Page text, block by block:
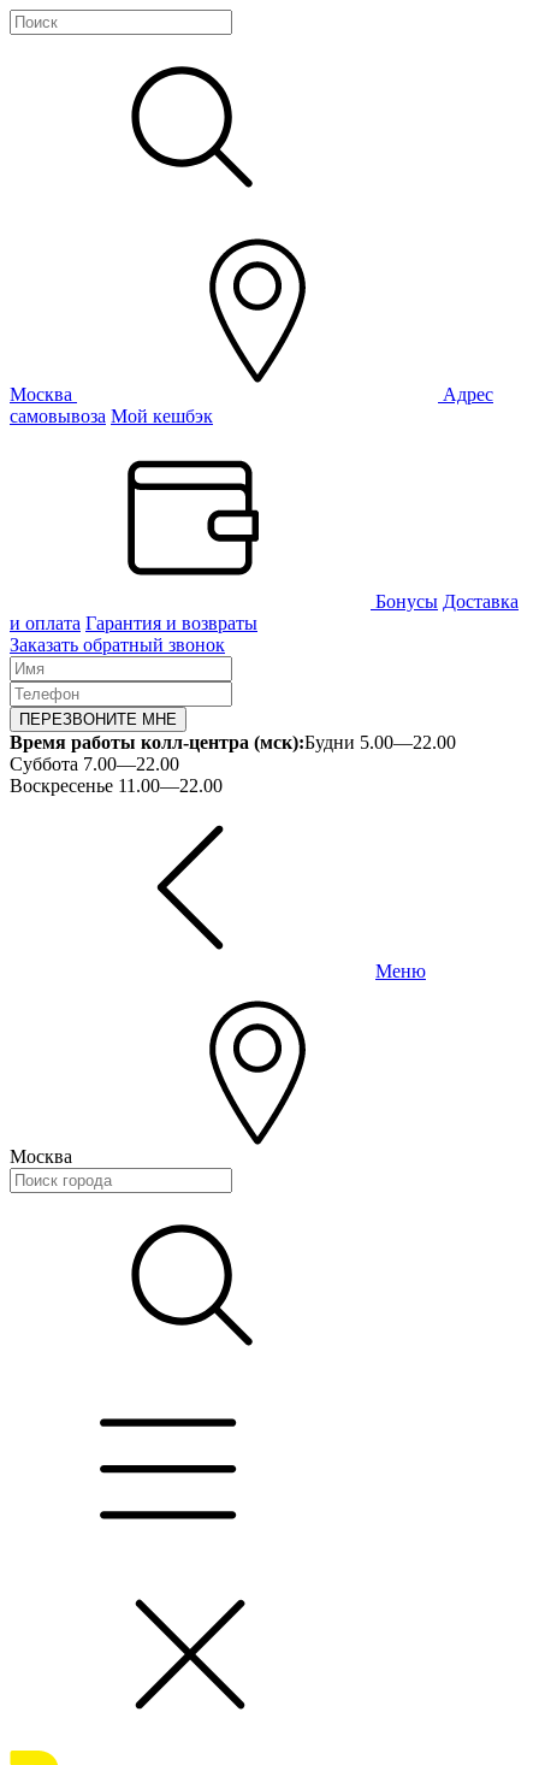
Москва
Адрес
самовывоза Мой кешбэк
Бонусы Доставка
и оплата Гарантия и возвраты
Заказать обратный звонок
ПЕРЕЗВОНИТЕ МНЕ
Время работы колл-центра (мск):Будни 5.00—22.00
Суббота 7.00—22.00
Воскресенье 11.00—22.00
Меню
Москва